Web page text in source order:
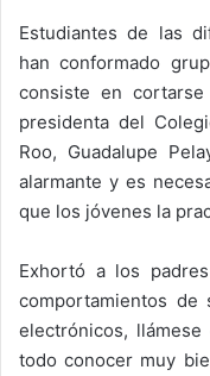
Estudiantes de las
han conformado
consiste en
presidenta del
Roo, Guadalupe
alarmante y es
que los jóvenes la
Exhortó a los
comportamientos
electrónicos,
todo conocer muy